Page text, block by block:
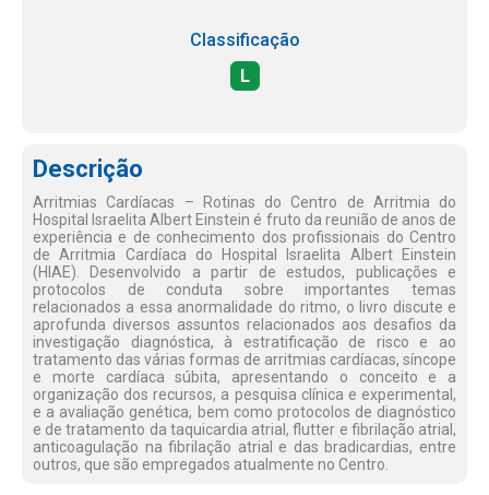
Classificação
L
Descrição
Arritmias Cardíacas – Rotinas do Centro de Arritmia do
Hospital Israelita Albert Einstein é fruto da reunião de anos de
experiência e de conhecimento dos profissionais do Centro
de Arritmia Cardíaca do Hospital Israelita Albert Einstein
(HIAE). Desenvolvido a partir de estudos, publicações e
protocolos de conduta sobre importantes temas
relacionados a essa anormalidade do ritmo, o livro discute e
aprofunda diversos assuntos relacionados aos desafios da
investigação diagnóstica, à estratificação de risco e ao
tratamento das várias formas de arritmias cardíacas, síncope
e morte cardíaca súbita, apresentando o conceito e a
organização dos recursos, a pesquisa clínica e experimental,
e a avaliação genética, bem como protocolos de diagnóstico
e de tratamento da taquicardia atrial, flutter e fibrilação atrial,
anticoagulação na fibrilação atrial e das bradicardias, entre
outros, que são empregados atualmente no Centro.